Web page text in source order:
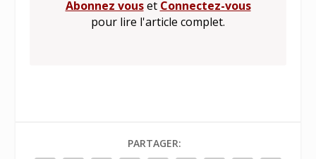
Abonnez vouset Connectez-vous
pour lire l'article complet.
PARTAGER: